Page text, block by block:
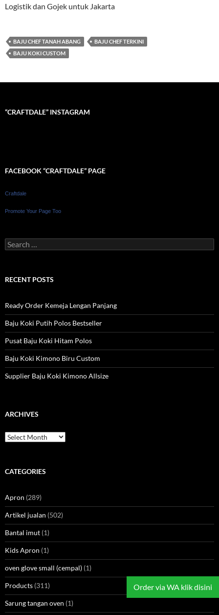
Logistik dan Gojek untuk Jakarta
BAJU CHEF TANAH ABANG
BAJU CHEF TERKINI
BAJU KOKI CUSTOM
“CRAFTDALE” INSTAGRAM
FACEBOOK “CRAFTDALE” PAGE
Craftdale
Promote Your Page Too
Search
for:
RECENT POSTS
Ready Order Kemeja Lengan Panjang
Baju Koki Putih Polos Bestseller
Pusat Baju Koki Hitam Polos
Baju Koki Kimono Biru Custom
Supplier Baju Koki Kimono Allsize
ARCHIVES
Archives
CATEGORIES
Apron (289)
Artikel jualan (502)
Bantal imut (1)
Kids Apron (1)
oven glove small (cempal) (1)
Products (311)
Sarung tangan oven (1)
Order via WA klik disini